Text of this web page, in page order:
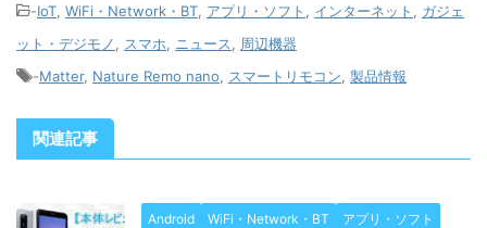
-IoT WiFi・Network・BT アプリ・ソフト インターネット
ガジェ
ット・デジモノ
スマホ ニュース
周辺機器
-Matter, Nature Remo nano スマートリモコン 製品情報
関連記事
Android WiFi・Network・BT アプリ・ソフト